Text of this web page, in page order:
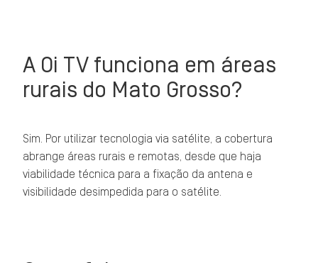
A Oi TV funciona em áreas
rurais do Mato Grosso?
Sim. Por utilizar tecnologia via satélite, a cobertura
abrange áreas rurais e remotas, desde que haja
viabilidade técnica para a fixação da antena e
visibilidade desimpedida para o satélite.